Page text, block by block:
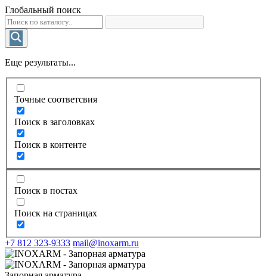
Глобальный поиск
Еще результаты...
Точные соответсвия
Поиск в заголовках
Поиск в контенте
Поиск в постах
Поиск на страницах
+7 812 323-9333 mail@inoxarm.ru